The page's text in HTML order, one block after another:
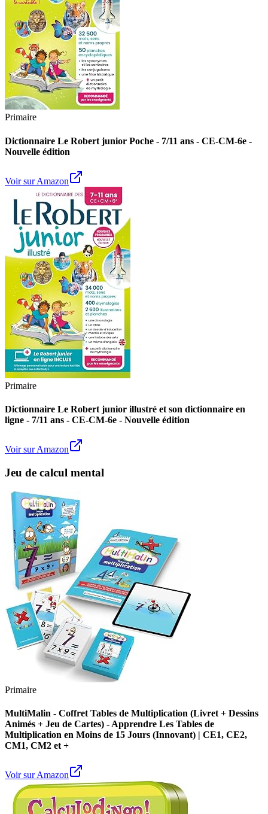
Primaire
Dictionnaire Le Robert junior Poche - 7/11 ans - CE-CM-6e -
Nouvelle édition
Voir sur Amazon
Primaire
Dictionnaire Le Robert junior illustré et son dictionnaire en
ligne - 7/11 ans - CE-CM-6e - Nouvelle édition
Voir sur Amazon
Jeu de calcul mental
Primaire
MultiMalin - Coffret Tables de Multiplication (Livret + Dessins
Animés + Jeu de Cartes) - Apprendre Les Tables de
Multiplication en Moins de 15 Jours (Innovant) | CE1, CE2,
CM1, CM2 et +
Voir sur Amazon